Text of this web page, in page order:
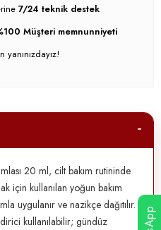
7/24 teknik destek
Müşteri memnunniyeti
yanınızdayız!
20 ml, cilt bakım rutininde
için kullanılan yoğun bakım
uygulanır ve nazikçe dağıtılır.
kullanılabilir; gündüz